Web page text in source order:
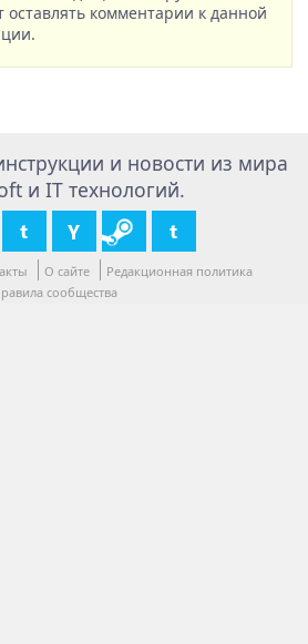
оставлять комментарии к данной
и новости из мира
и IT технологий.
О сайте
Редакционная политика
сообщества